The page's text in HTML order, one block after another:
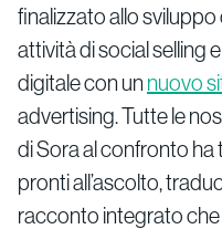
finalizzato allo
attività di social selling
digitale con un nuovo
advertising. Tutte le
di Sora al confronto
pronti all’ascolto,
racconto integrato